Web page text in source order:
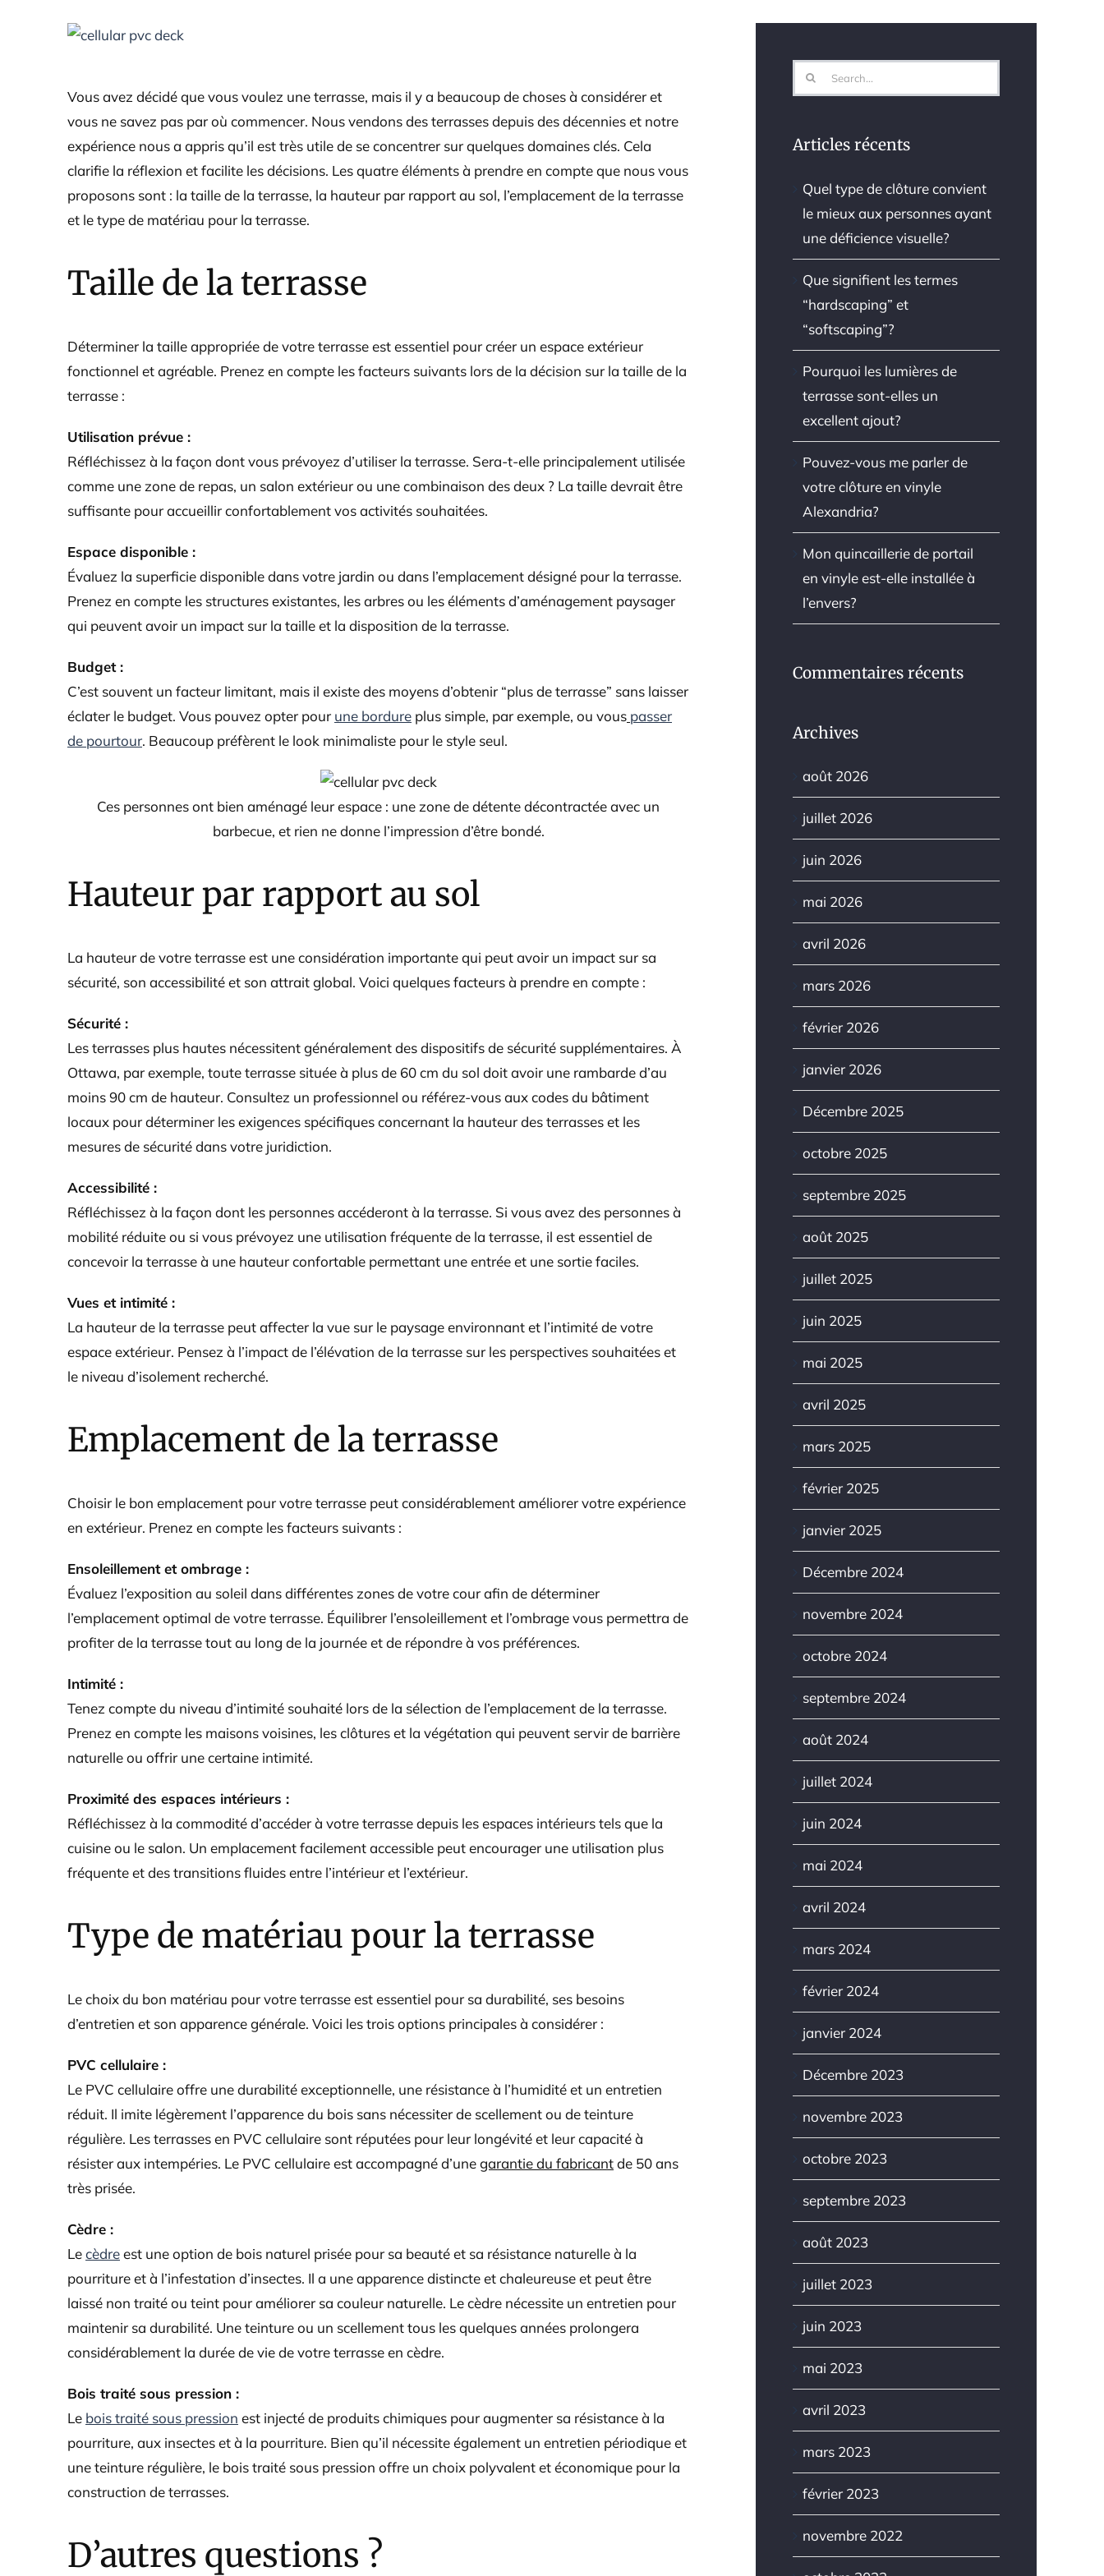
View
Vous avez décidé que vous voulez une terrasse, mais il y a beaucoup de choses à considérer et
vous ne savez pas par où commencer. Nous vendons des terrasses depuis des décennies et notre
expérience nous a appris qu’il est très utile de se concentrer sur quelques domaines clés. Cela
clarifie la réflexion et facilite les décisions. Les quatre éléments à prendre en compte que nous vous
proposons sont : la taille de la terrasse, la hauteur par rapport au sol, l’emplacement de la terrasse
et le type de matériau pour la terrasse.
Taille de la terrasse
Déterminer la taille appropriée de votre terrasse est essentiel pour créer un espace extérieur
fonctionnel et agréable. Prenez en compte les facteurs suivants lors de la décision sur la taille de la
terrasse :
Utilisation prévue :
Réfléchissez à la façon dont vous prévoyez d’utiliser la terrasse. Sera-t-elle principalement utilisée
comme une zone de repas, un salon extérieur ou une combinaison des deux ? La taille devrait être
suffisante pour accueillir confortablement vos activités souhaitées.
Espace disponible :
Évaluez la superficie disponible dans votre jardin ou dans l’emplacement désigné pour la terrasse.
Prenez en compte les structures existantes, les arbres ou les éléments d’aménagement paysager
qui peuvent avoir un impact sur la taille et la disposition de la terrasse.
Budget :
C’est souvent un facteur limitant, mais il existe des moyens d’obtenir “plus de terrasse” sans laisser
éclater le budget. Vous pouvez opter pour une bordure plus simple, par exemple, ou vous passer
de pourtour. Beaucoup préfèrent le look minimaliste pour le style seul.
Ces personnes ont bien aménagé leur espace : une zone de détente décontractée avec un
barbecue, et rien ne donne l’impression d’être bondé.
Hauteur par rapport au sol
La hauteur de votre terrasse est une considération importante qui peut avoir un impact sur sa
sécurité, son accessibilité et son attrait global. Voici quelques facteurs à prendre en compte :
Sécurité :
Les terrasses plus hautes nécessitent généralement des dispositifs de sécurité supplémentaires. À
Ottawa, par exemple, toute terrasse située à plus de 60 cm du sol doit avoir une rambarde d’au
moins 90 cm de hauteur. Consultez un professionnel ou référez-vous aux codes du bâtiment
locaux pour déterminer les exigences spécifiques concernant la hauteur des terrasses et les
mesures de sécurité dans votre juridiction.
Accessibilité :
Réfléchissez à la façon dont les personnes accéderont à la terrasse. Si vous avez des personnes à
mobilité réduite ou si vous prévoyez une utilisation fréquente de la terrasse, il est essentiel de
concevoir la terrasse à une hauteur confortable permettant une entrée et une sortie faciles.
Vues et intimité :
La hauteur de la terrasse peut affecter la vue sur le paysage environnant et l’intimité de votre
espace extérieur. Pensez à l’impact de l’élévation de la terrasse sur les perspectives souhaitées et
le niveau d’isolement recherché.
Emplacement de la terrasse
Choisir le bon emplacement pour votre terrasse peut considérablement améliorer votre expérience
en extérieur. Prenez en compte les facteurs suivants :
Ensoleillement et ombrage :
Évaluez l’exposition au soleil dans différentes zones de votre cour afin de déterminer
l’emplacement optimal de votre terrasse. Équilibrer l’ensoleillement et l’ombrage vous permettra de
profiter de la terrasse tout au long de la journée et de répondre à vos préférences.
Intimité :
Tenez compte du niveau d’intimité souhaité lors de la sélection de l’emplacement de la terrasse.
Prenez en compte les maisons voisines, les clôtures et la végétation qui peuvent servir de barrière
naturelle ou offrir une certaine intimité.
Proximité des espaces intérieurs :
Réfléchissez à la commodité d’accéder à votre terrasse depuis les espaces intérieurs tels que la
cuisine ou le salon. Un emplacement facilement accessible peut encourager une utilisation plus
fréquente et des transitions fluides entre l’intérieur et l’extérieur.
Type de matériau pour la terrasse
Le choix du bon matériau pour votre terrasse est essentiel pour sa durabilité, ses besoins
d’entretien et son apparence générale. Voici les trois options principales à considérer :
PVC cellulaire :
Le PVC cellulaire offre une durabilité exceptionnelle, une résistance à l’humidité et un entretien
réduit. Il imite légèrement l’apparence du bois sans nécessiter de scellement ou de teinture
régulière. Les terrasses en PVC cellulaire sont réputées pour leur longévité et leur capacité à
résister aux intempéries. Le PVC cellulaire est accompagné d’unegarantie du fabricantde 50 ans
très prisée.
Cèdre :
Lecèdreest une option de bois naturel prisée pour sa beauté et sa résistance naturelle à la
pourriture et à l’infestation d’insectes. Il a une apparence distincte et chaleureuse et peut être
laissé non traité ou teint pour améliorer sa couleur naturelle. Le cèdre nécessite un entretien pour
maintenir sa durabilité. Une teinture ou un scellement tous les quelques années prolongera
considérablement la durée de vie de votre terrasse en cèdre.
Bois traité sous pression :
Le bois traité sous pression est injecté de produits chimiques pour augmenter sa résistance à la
pourriture, aux insectes et à la pourriture. Bien qu’il nécessite également un entretien périodique et
une teinture régulière, le bois traité sous pression offre un choix polyvalent et économique pour la
construction de terrasses.
D’autres questions ?
Search
for:
Articles récents
Quel type de clôture convient
le mieux aux personnes ayant
une déficience visuelle?
Que signifient les termes
“hardscaping” et
“softscaping”?
Pourquoi les lumières de
terrasse sont-elles un
excellent ajout?
Pouvez-vous me parler de
votre clôture en vinyle
Alexandria?
Mon quincaillerie de portail
en vinyle est-elle installée à
l’envers?
Commentaires récents
Archives
août 2026
juillet 2026
juin 2026
mai 2026
avril 2026
mars 2026
février 2026
janvier 2026
Décembre 2025
octobre 2025
septembre 2025
août 2025
juillet 2025
juin 2025
mai 2025
avril 2025
mars 2025
février 2025
janvier 2025
Décembre 2024
novembre 2024
octobre 2024
septembre 2024
août 2024
juillet 2024
juin 2024
mai 2024
avril 2024
mars 2024
février 2024
janvier 2024
Décembre 2023
novembre 2023
octobre 2023
septembre 2023
août 2023
juillet 2023
juin 2023
mai 2023
avril 2023
mars 2023
février 2023
novembre 2022